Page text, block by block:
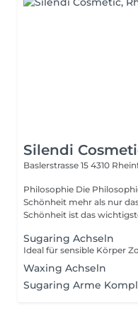
Silendi
Baslerstrasse 15 4310
Philosophie Die Philosophie von Silendi Cosmetic ist, dass
Schönheit mehr als nur
Schönheit ist das
Sugaring Achseln
Ideal für sensible Körper
Waxing Achseln
Sugaring Arme